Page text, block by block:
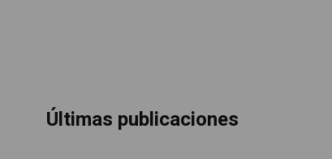
Últimas publicaciones